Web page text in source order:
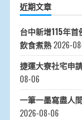
近期文章
台中新增115年
飲食煮熟 2026-
捷運大寮社宅申
08-06
一筆一墨寫盡人
2026-08-06